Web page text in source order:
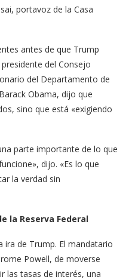
portavoz de la Casa
antes de que Trump
del Consejo
del Departamento de
Obama, dijo que
sino que está «exigiendo
parte importante de lo que
dijo. «Es lo que
la verdad sin
la Reserva Federal
ira de Trump. El mandatario
Powell, de moverse
las tasas de interés, una